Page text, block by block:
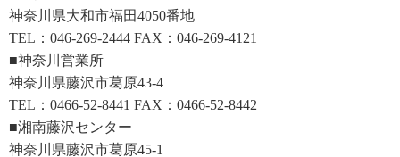
神奈川県大和市福田4050番地
TEL：046-269-2444 FAX：046-269-4121
■神奈川営業所
神奈川県藤沢市葛原43-4
TEL：0466-52-8441 FAX：0466-52-8442
■湘南藤沢センター
神奈川県藤沢市葛原45-1